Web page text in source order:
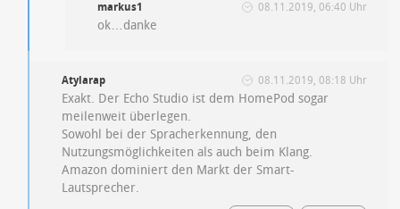
markus1 08.11.2019, 06:40 Uhr
ok…danke
Atylarap 08.11.2019, 08:18 Uhr
Exakt. Der Echo Studio ist dem HomePod sogar
meilenweit überlegen.
Sowohl bei der Spracherkennung, den
Nutzungsmöglichkeiten als auch beim Klang.
Amazon dominiert den Markt der Smart-
Lautsprecher.